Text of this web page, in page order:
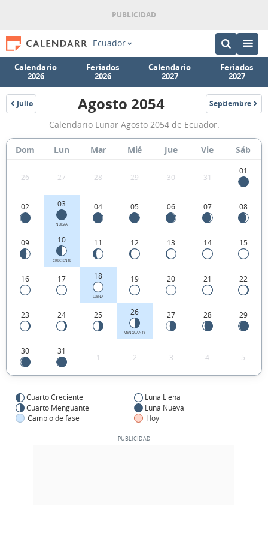
Ecuador
Calendario
2026
Feriados
2026
Calendario
2027
Feriados
2027
Julio
2054
Calendario
Lunar
Agosto
Ecuador.
Agosto 2054 Septiembre
2054
Calendario Lunar Agosto 2054 de Ecuador.
Dom Lun Mar Mié Jue Vie Sáb
26 27 28 29 30 31
01
02 03
NUEVA
04 05 06 07 08
09 10
CRECIENTE
11 12 13 14 15
16 17 18
LLENA
19 20 21 22
23 24 25 26
MENGUANTE
27 28 29
30 31
1 2 3 4 5
Cuarto Creciente
Luna Llena
Cuarto Menguante
Luna Nueva
Cambio de fase
Hoy